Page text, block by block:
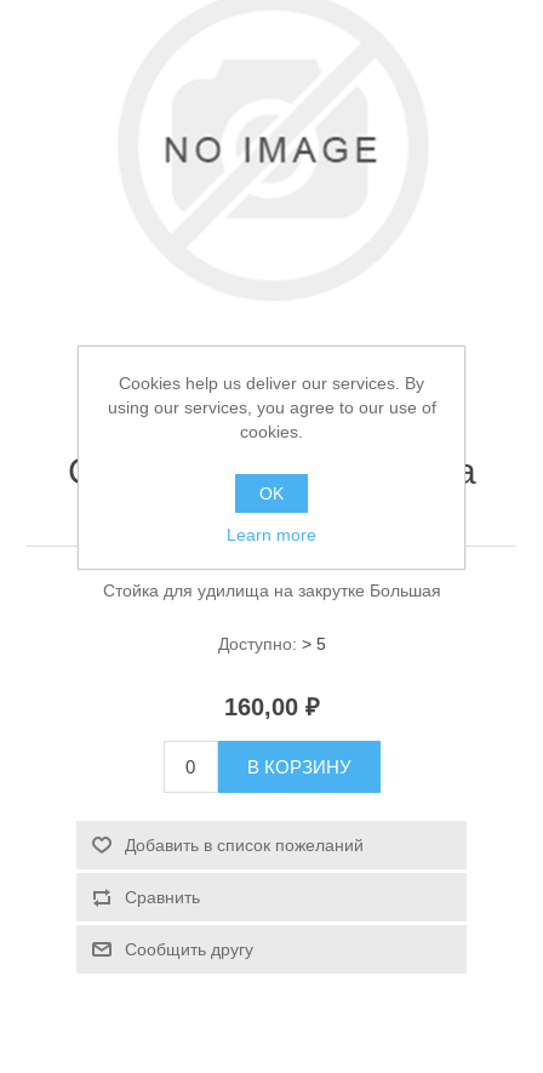
Аксессуары для лодок
Спасательные средства
Стойка для удилища на
закрутке Большая
Стойка для удилища на закрутке Большая
Доступно: > 5
160,00 ₽
В КОРЗИНУ
Добавить в список пожеланий
Сравнить
Сообщить другу
Cookies help us deliver our services. By
using our services, you agree to our use of
cookies.
OK
Learn more